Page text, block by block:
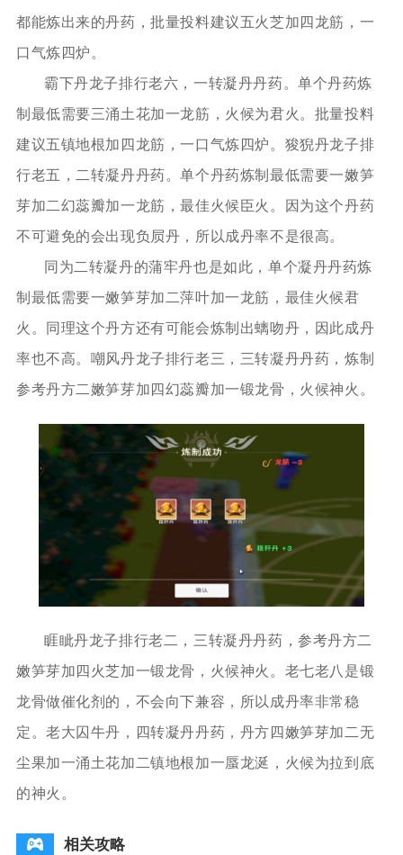
都能炼出来的丹药，批量投料建议五火芝加四龙筋，一
口气炼四炉。
霸下丹龙子排行老六，一转凝丹丹药。单个丹药炼
制最低需要三涌土花加一龙筋，火候为君火。批量投料
建议五镇地根加四龙筋，一口气炼四炉。狻猊丹龙子排
行老五，二转凝丹丹药。单个丹药炼制最低需要一嫩笋
芽加二幻蕊瓣加一龙筋，最佳火候臣火。因为这个丹药
不可避免的会出现负屃丹，所以成丹率不是很高。
同为二转凝丹的蒲牢丹也是如此，单个凝丹丹药炼
制最低需要一嫩笋芽加二萍叶加一龙筋，最佳火候君
火。同理这个丹方还有可能会炼制出螭吻丹，因此成丹
率也不高。嘲风丹龙子排行老三，三转凝丹丹药，炼制
参考丹方二嫩笋芽加四幻蕊瓣加一锻龙骨，火候神火。
睚眦丹龙子排行老二，三转凝丹丹药，参考丹方二
嫩笋芽加四火芝加一锻龙骨，火候神火。老七老八是锻
龙骨做催化剂的，不会向下兼容，所以成丹率非常稳
定。老大囚牛丹，四转凝丹丹药，丹方四嫩笋芽加二无
尘果加一涌土花加二镇地根加一蜃龙涎，火候为拉到底
的神火。
相关攻略